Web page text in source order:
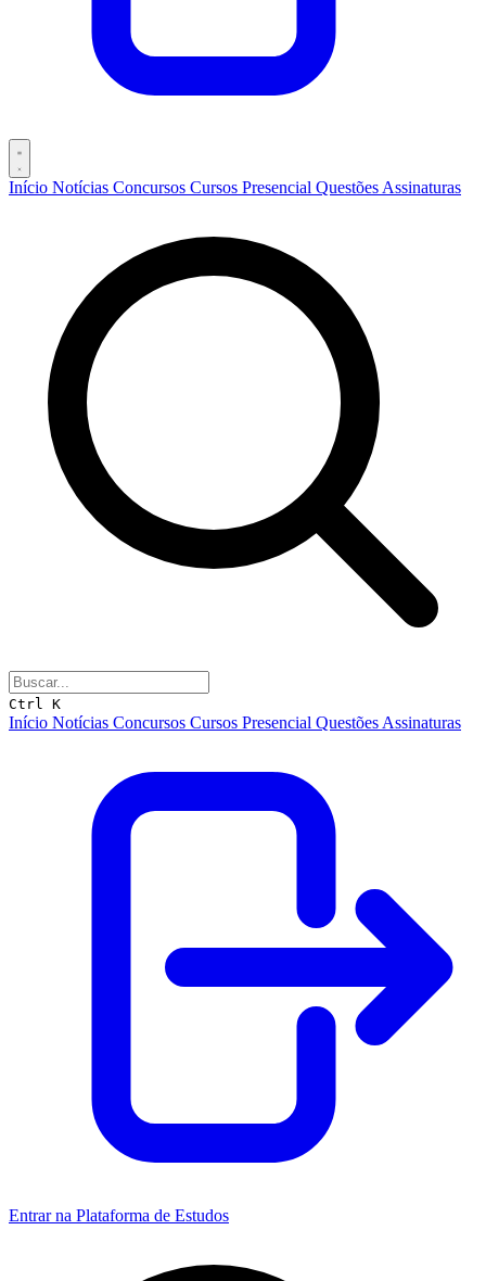
Início Notícias Concursos Cursos Presencial Questões Assinaturas
Ctrl K
Início Notícias Concursos Cursos Presencial Questões Assinaturas
Entrar na Plataforma de Estudos